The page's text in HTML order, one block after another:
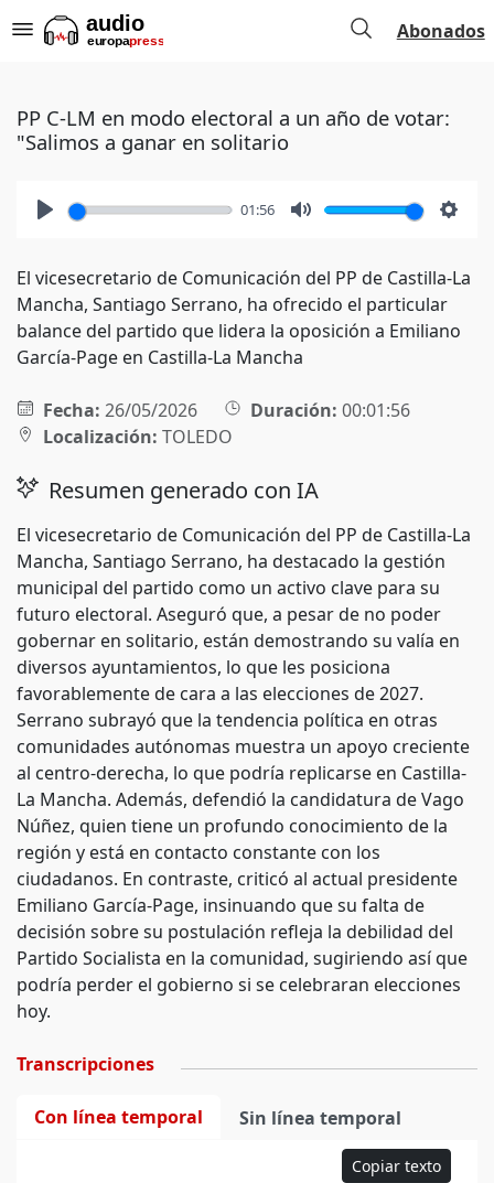
Abonados
PP C-LM en modo electoral a un año de votar:
"Salimos a ganar en solitario
01:56
El vicesecretario de Comunicación del PP de Castilla-La
Mancha, Santiago Serrano, ha ofrecido el particular
balance del partido que lidera la oposición a Emiliano
García-Page en Castilla-La Mancha
Fecha: 26/05/2026 Duración: 00:01:56
Localización: TOLEDO
Resumen generado con IA
El vicesecretario de Comunicación del PP de Castilla-La
Mancha, Santiago Serrano, ha destacado la gestión
municipal del partido como un activo clave para su
futuro electoral. Aseguró que, a pesar de no poder
gobernar en solitario, están demostrando su valía en
diversos ayuntamientos, lo que les posiciona
favorablemente de cara a las elecciones de 2027.
Serrano subrayó que la tendencia política en otras
comunidades autónomas muestra un apoyo creciente
al centro-derecha, lo que podría replicarse en Castilla-
La Mancha. Además, defendió la candidatura de Vago
Núñez, quien tiene un profundo conocimiento de la
región y está en contacto constante con los
ciudadanos. En contraste, criticó al actual presidente
Emiliano García-Page, insinuando que su falta de
decisión sobre su postulación refleja la debilidad del
Partido Socialista en la comunidad, sugiriendo así que
podría perder el gobierno si se celebraran elecciones
hoy.
Transcripciones
Con línea temporal Sin línea temporal
Copiar texto